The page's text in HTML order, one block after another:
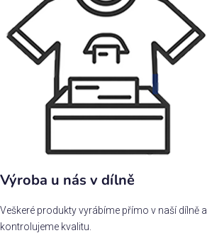
Výroba u nás v dílně
Veškeré produkty vyrábíme přímo v naší dílně
kontrolujeme kvalitu.